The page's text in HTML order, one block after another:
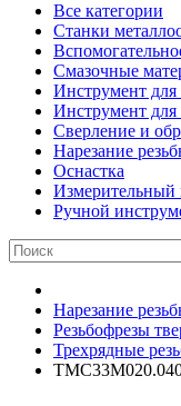
Все категории
Станки
Смазочные
Инструмент для
Инструмент для
Сверление и
Нарезание
Оснастка
Измерительный
Ручной
Нарезание
Резьбофрезы
Трехрядные